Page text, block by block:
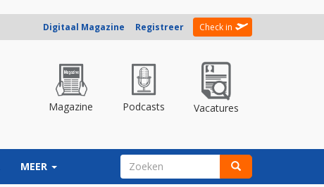
Digitaal Magazine Registreer Check in
Magazine Podcasts Vacatures
MEER ZOEKVELD